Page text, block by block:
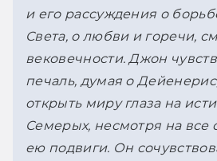
и его рассуждения о
Света, о любви и горечи,
вековечности. Джон
печаль, думая о
открыть миру глаза на
Семерых, несмотря на
ею подвиги. Он